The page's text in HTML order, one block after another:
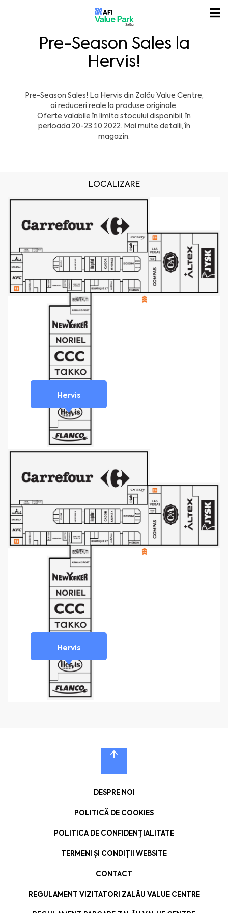
Pre-Season Sales la
Hervis!
Pre-Season Sales! La Hervis din Zalău Value Centre,
ai reduceri reale la produse originale.
Oferte valabile în limita stocului disponibil, în
perioada 20-23.10.2022. Mai multe detalii, în
magazin.
LOCALIZARE
Hervis
Hervis
DESPRE NOI
POLITICĂ DE COOKIES
POLITICA DE CONFIDENȚIALITATE
TERMENI ȘI CONDIȚII WEBSITE
CONTACT
REGULAMENT VIZITATORI ZALĂU VALUE CENTRE